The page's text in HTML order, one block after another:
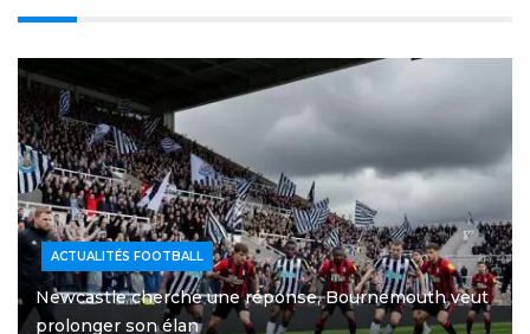
ACTUALITÉS FOOTBALL
Newcastle cherche une réponse, Bournemouth veut
prolonger son élan